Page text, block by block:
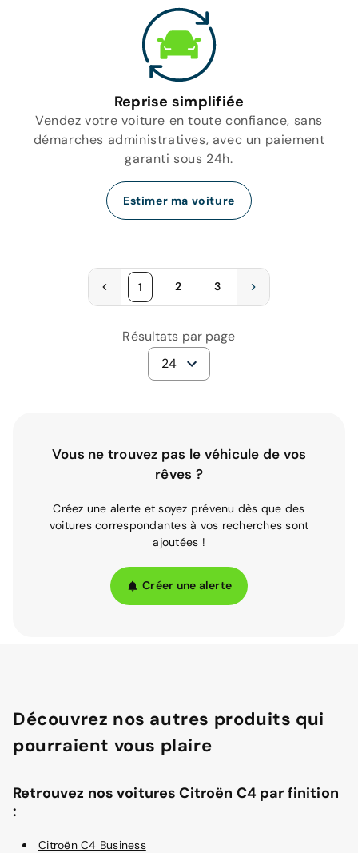
Reprise simplifiée
Vendez votre voiture en toute confiance, sans
démarches administratives, avec un paiement
garanti sous 24h.
Estimer ma voiture
1 2 3
Résultats par page
24
Vous ne trouvez pas le véhicule de vos
rêves ?
Créez une alerte et soyez prévenu dès que des
voitures correspondantes à vos recherches sont
ajoutées !
Créer une alerte
Découvrez nos autres produits qui
pourraient vous plaire
Retrouvez nos voitures Citroën C4 par finition
:
Citroën C4 Business